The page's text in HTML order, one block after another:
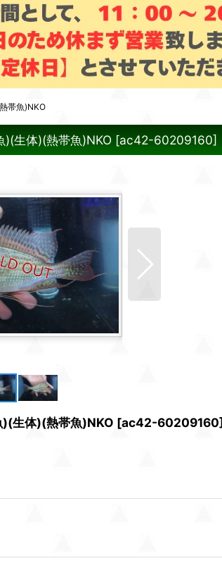
帯魚)NKO
)(生体)(熱帯魚)NKO [ac42-60209160]
)(生体)(熱帯魚)NKO [ac42-60209160]